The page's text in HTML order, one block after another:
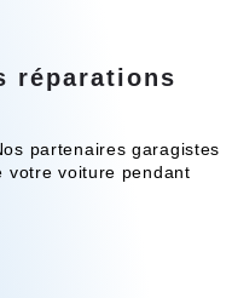
réparations
partenaires garagistes
votre voiture pendant